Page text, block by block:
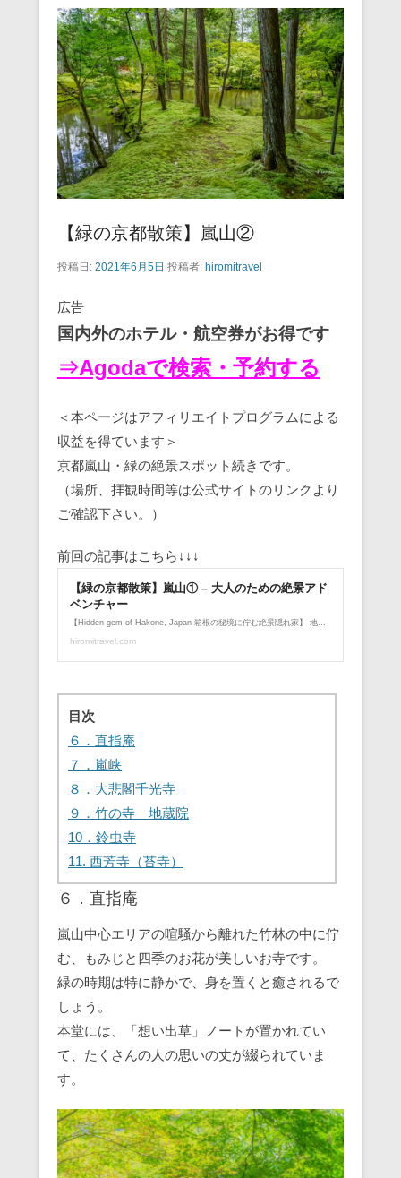
【緑の京都散策】嵐山②
投稿日: 2021年6月5日 投稿者: hiromitravel
広告
国内外のホテル・航空券がお得です
⇒Agodaで検索・予約する
＜本ページはアフィリエイトプログラムによる
収益を得ています＞
京都嵐山・緑の絶景スポット続きです。
（場所、拝観時間等は公式サイトのリンクより
ご確認下さい。）
前回の記事はこちら↓↓↓
目次
６．直指庵
７．嵐峡
８．大悲閣千光寺
９．竹の寺 地蔵院
10．鈴虫寺
11. 西芳寺（苔寺）
６．直指庵
嵐山中心エリアの喧騒から離れた竹林の中に佇
む、もみじと四季のお花が美しいお寺です。
緑の時期は特に静かで、身を置くと癒されるで
しょう。
本堂には、「想い出草」ノートが置かれてい
て、たくさんの人の思いの丈が綴られていま
す。